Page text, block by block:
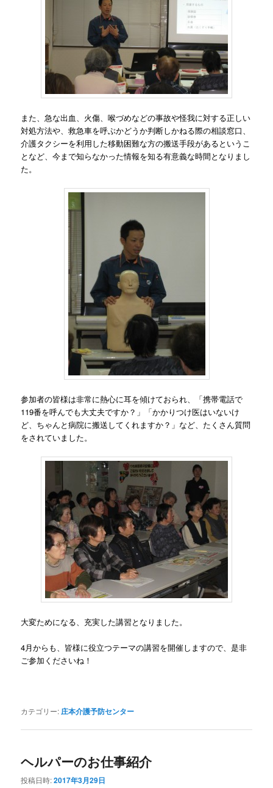
また、急な出血、火傷、喉づめなどの事故や怪我に対する正しい
対処方法や、救急車を呼ぶかどうか判断しかねる際の相談窓口、
介護タクシーを利用した移動困難な方の搬送手段があるというこ
となど、今まで知らなかった情報を知る有意義な時間となりまし
た。
参加者の皆様は非常に熱心に耳を傾けておられ、「携帯電話で
119番を呼んでも大丈夫ですか？」「かかりつけ医はいないけ
ど、ちゃんと病院に搬送してくれますか？」など、たくさん質問
をされていました。
大変ためになる、充実した講習となりました。
4月からも、皆様に役立つテーマの講習を開催しますので、是非
ご参加くださいね！
カテゴリー:庄本介護予防センター
ヘルパーのお仕事紹介
投稿日時:2017年3月29日